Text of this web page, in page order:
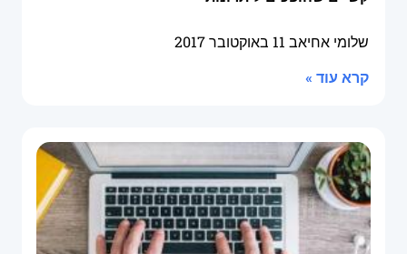
שלומי אחיאב 11 באוקטובר 2017
קרא עוד »